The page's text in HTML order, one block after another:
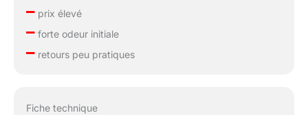
–prix élevé
–forte odeur initiale
–retours peu pratiques
Fiche technique